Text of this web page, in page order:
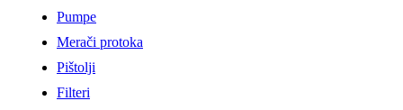
Pumpe
Merači protoka
Pištolji
Filteri